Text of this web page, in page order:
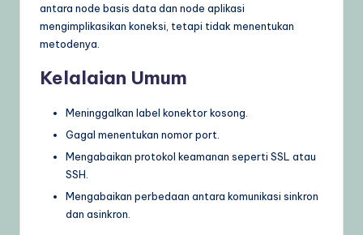
antara node basis data dan node aplikasi
mengimplikasikan koneksi, tetapi tidak menentukan
metodenya.
Kelalaian Umum
Meninggalkan label konektor kosong.
Gagal menentukan nomor port.
Mengabaikan protokol keamanan seperti SSL atau
SSH.
Mengabaikan perbedaan antara komunikasi sinkron
dan asinkron.